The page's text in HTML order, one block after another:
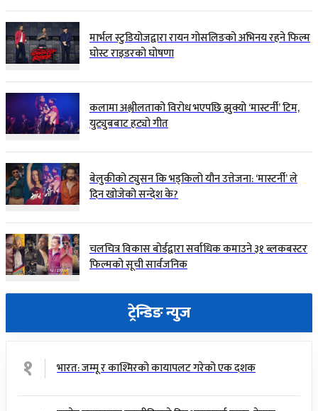
मार्भल स्टुडियोजद्वारा रायन गोसलिङको अभिनय रहने फिल्म
घोस्ट राइडरको घोषणा
कलामा अश्लीलताको विरोध भएपछि झुक्यो ‘मास्टर्नी’ टिम,
युट्युबबाट हट्यो गीत
बेलुकीको ट्युसन कि भड्किलो यौन उत्तेजना: ‘मास्टर्नी’ ले
दिन खोजेको सन्देश के?
चलचित्र विकास बोर्डद्वारा सर्वाधिक कमाउने ३१ ब्लकबस्टर
फिल्मको सूची सार्वजनिक
ट्रेन्डिङ न्युज
१ भारत: जम्मू र काश्मिरको कायापलट गरेको एक दशक